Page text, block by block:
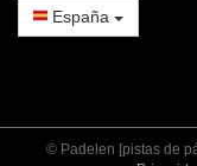
España
© Padelen [pistas de